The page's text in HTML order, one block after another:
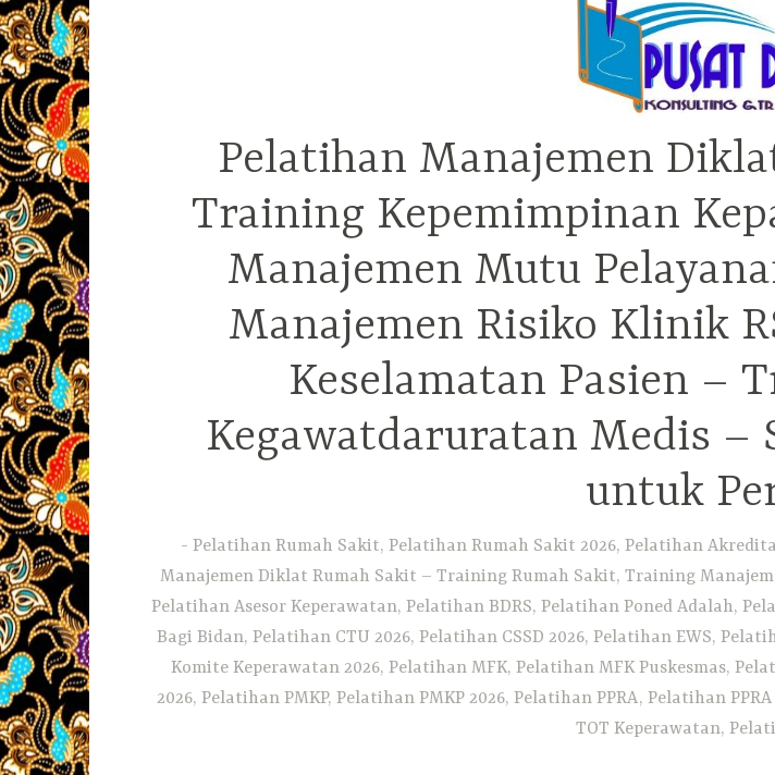
Pelatihan Manajemen
Training Kepemimpinan
Manajemen Mutu
Manajemen Risiko Klinik
Keselamatan Pasien –
Kegawatdaruratan Medis –
untuk
Pelatihan Rumah Sakit, Pelatihan Rumah Sakit 2026, Pelatihan
Manajemen Diklat Rumah Sakit – Training Rumah Sakit, Training
Pelatihan Asesor Keperawatan, Pelatihan BDRS, Pelatihan Poned Adalah,
Bagi Bidan, Pelatihan CTU 2026, Pelatihan CSSD 2026, Pelatihan EWS,
Komite Keperawatan 2026, Pelatihan MFK, Pelatihan MFK Puskesmas,
2026, Pelatihan PMKP, Pelatihan PMKP 2026, Pelatihan PPRA, Pelatihan
TOT Keperawatan,